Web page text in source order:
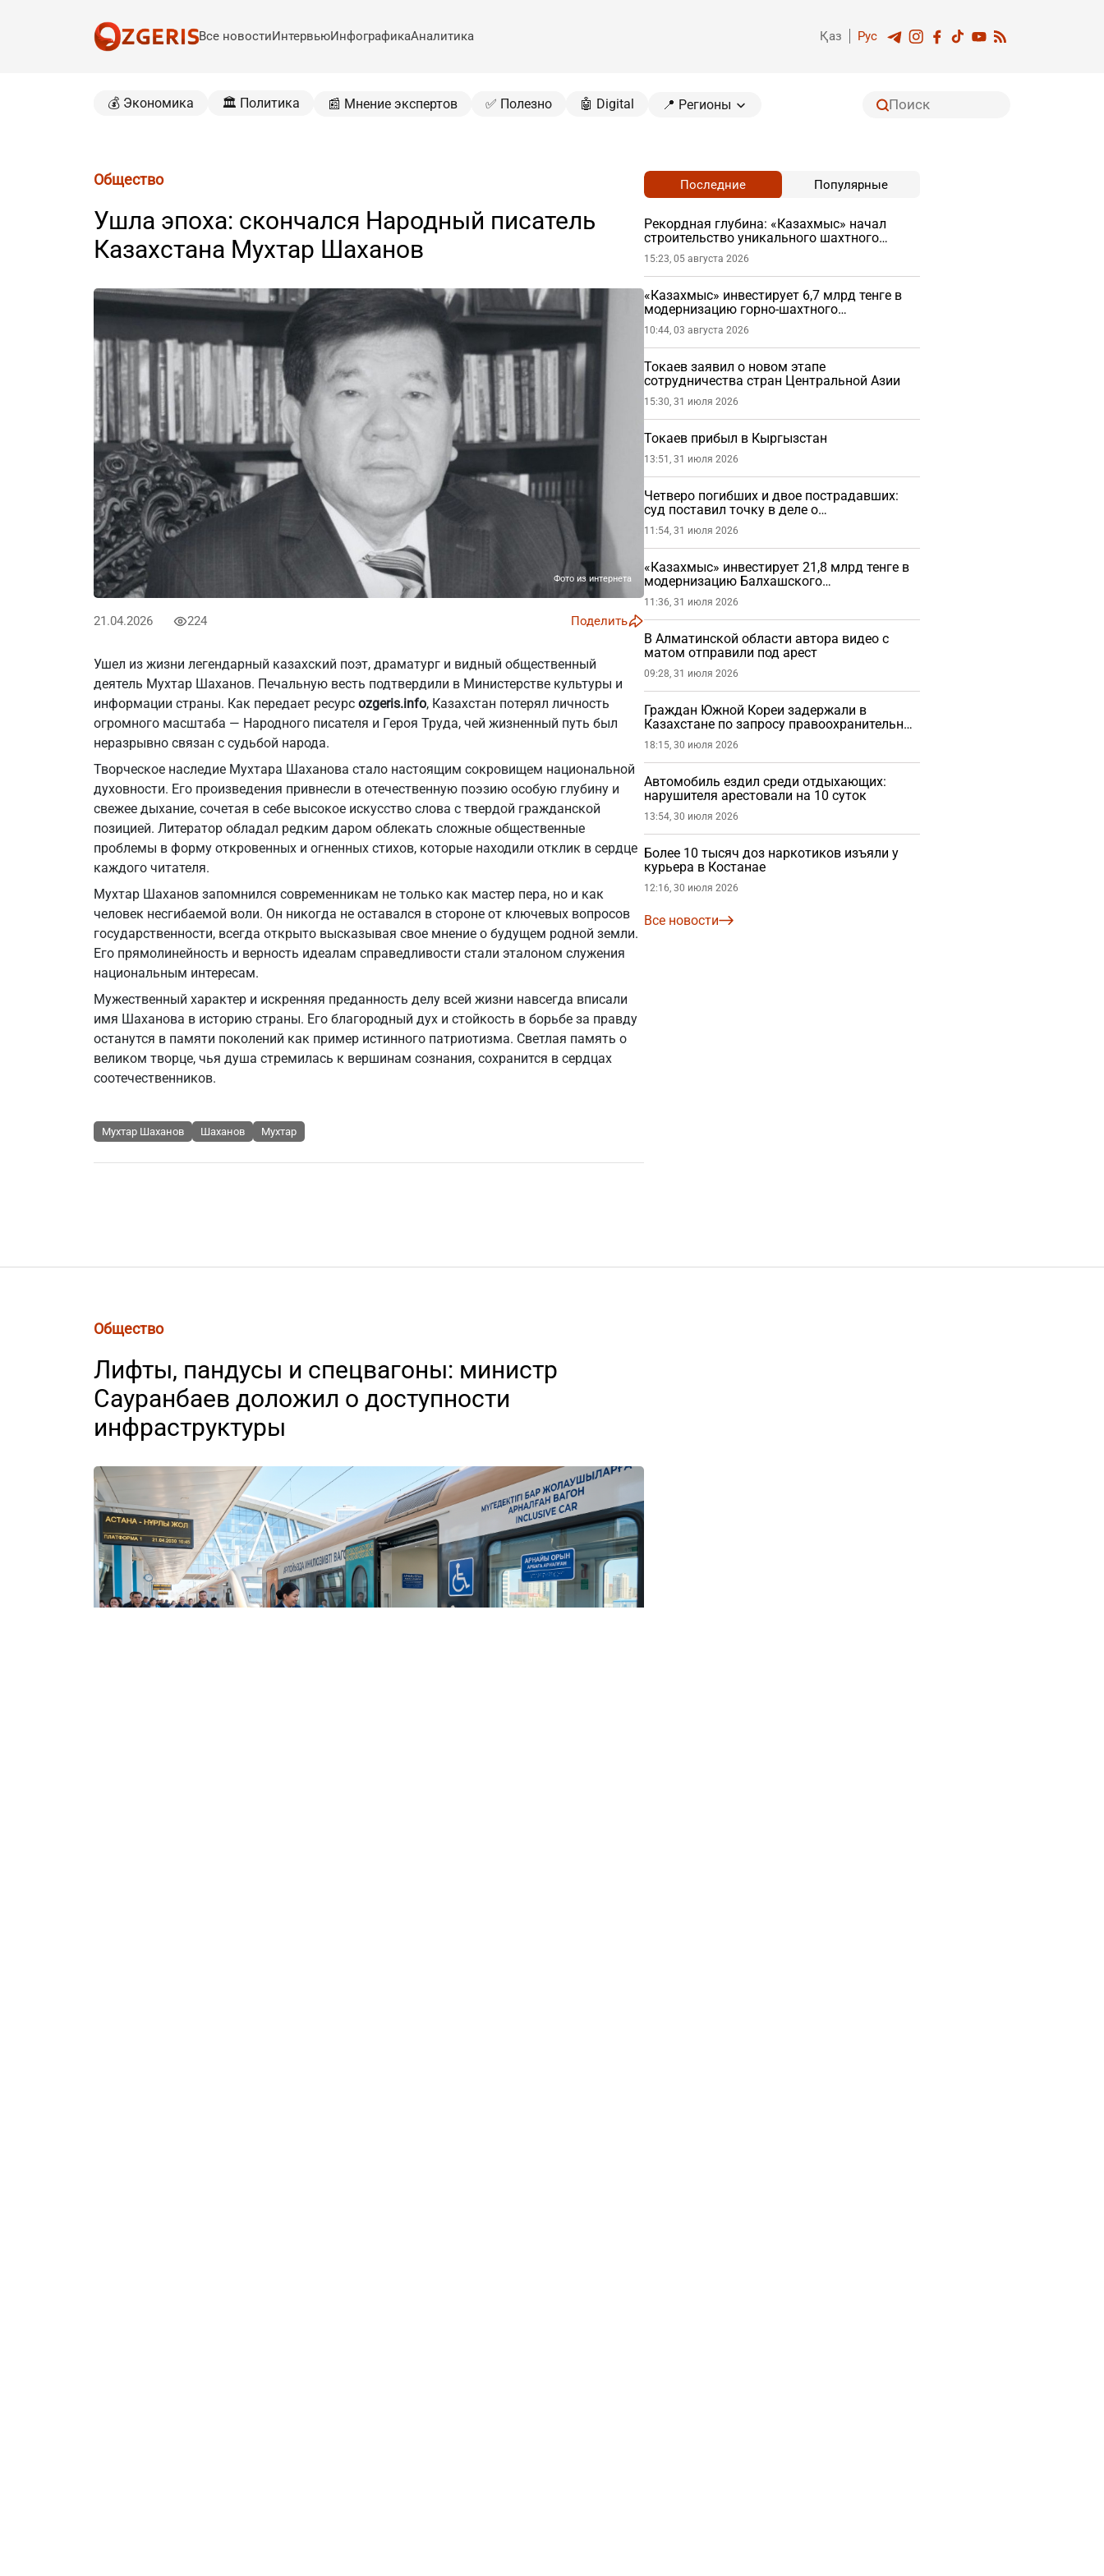
Все новостиИнтервьюИнфографикаАналитика Қаз Рус
💰 Экономика 🏛️ Политика 📰 Мнение экспертов ✅ Полезно 🤖 Digital 📍 Регионы
Общество
Ушла эпоха: скончался Народный писатель
Казахстана Мухтар Шаханов
Фото из интернета
21.04.2026 224 Поделить
Ушел из жизни легендарный казахский поэт, драматург и видный общественный
деятель Мухтар Шаханов. Печальную весть подтвердили в Министерстве культуры и
информации страны. Как передает ресурс ozgeris.info, Казахстан потерял личность
огромного масштаба — Народного писателя и Героя Труда, чей жизненный путь был
неразрывно связан с судьбой народа.
Творческое наследие Мухтара Шаханова стало настоящим сокровищем национальной
духовности. Его произведения привнесли в отечественную поэзию особую глубину и
свежее дыхание, сочетая в себе высокое искусство слова с твердой гражданской
позицией. Литератор обладал редким даром облекать сложные общественные
проблемы в форму откровенных и огненных стихов, которые находили отклик в сердце
каждого читателя.
Мухтар Шаханов запомнился современникам не только как мастер пера, но и как
человек несгибаемой воли. Он никогда не оставался в стороне от ключевых вопросов
государственности, всегда открыто высказывая свое мнение о будущем родной земли.
Его прямолинейность и верность идеалам справедливости стали эталоном служения
национальным интересам.
Мужественный характер и искренняя преданность делу всей жизни навсегда вписали
имя Шаханова в историю страны. Его благородный дух и стойкость в борьбе за правду
останутся в памяти поколений как пример истинного патриотизма. Светлая память о
великом творце, чья душа стремилась к вершинам сознания, сохранится в сердцах
соотечественников.
Мухтар Шаханов Шаханов Мухтар
Последние Популярные
Рекордная глубина: «Казахмыс» начал
строительство уникального шахтного
ствола
15:23, 05 августа 2026
«Казахмыс» инвестирует 6,7 млрд тенге в
модернизацию горно-шахтного
оборудования
10:44, 03 августа 2026
Токаев заявил о новом этапе
сотрудничества стран Центральной Азии
15:30, 31 июля 2026
Токаев прибыл в Кыргызстан
13:51, 31 июля 2026
Четверо погибших и двое пострадавших:
суд поставил точку в деле о
железнодорожной трагедии
11:54, 31 июля 2026
«Казахмыс» инвестирует 21,8 млрд тенге в
модернизацию Балхашского
медеплавильного завода
11:36, 31 июля 2026
В Алматинской области автора видео с
матом отправили под арест
09:28, 31 июля 2026
Граждан Южной Кореи задержали в
Казахстане по запросу правоохранительных
органов
18:15, 30 июля 2026
Автомобиль ездил среди отдыхающих:
нарушителя арестовали на 10 суток
13:54, 30 июля 2026
Более 10 тысяч доз наркотиков изъяли у
курьера в Костанае
12:16, 30 июля 2026
Все новости
Общество
Лифты, пандусы и спецвагоны: министр
Сауранбаев доложил о доступности
инфраструктуры